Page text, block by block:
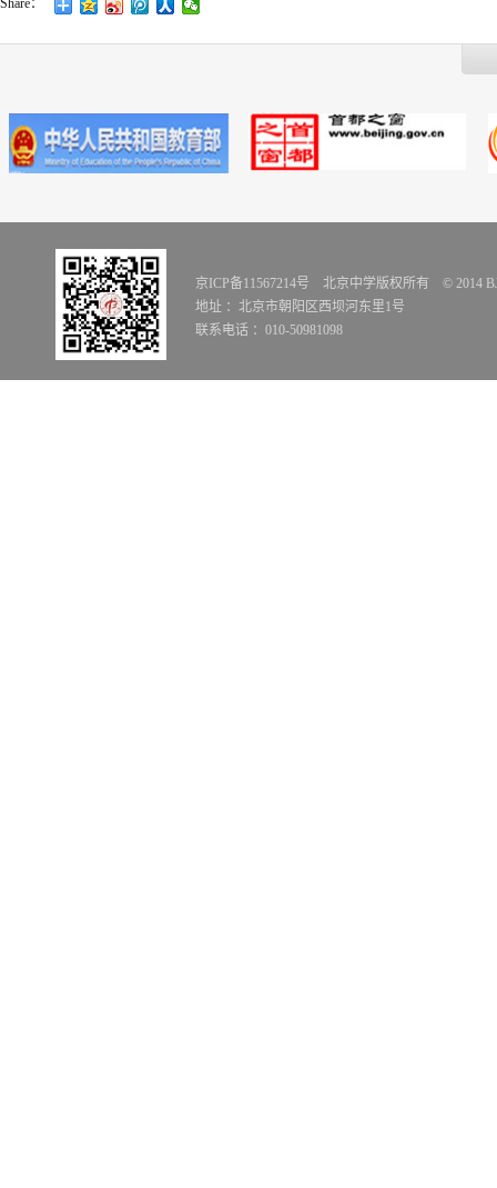
Share：
京ICP备11567214号 北京中学版权所有 © 2014
地址 ：北京市朝阳区西坝河东里1号
联系电话 ：010-50981098